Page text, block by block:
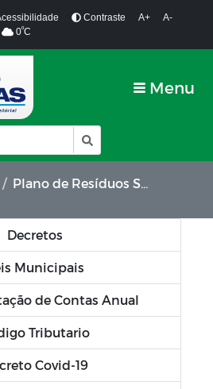
Contraste A+
A-
0ºC
Menu
Plano de Resíduos Sólidos
Decretos
Municipais
de Contas Anual
Tributario
Covid-19